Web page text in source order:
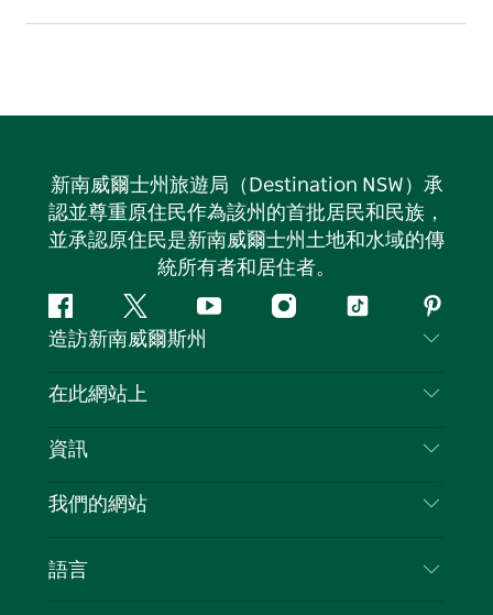
新南威爾士州旅遊局（Destination NSW）承
認並尊重原住民作為該州的首批居民和民族，
並承認原住民是新南威爾士州土地和水域的傳
統所有者和居住者。
Facebook嘰
嘰
喳
Youtube Instagram
抖
造訪新南威爾斯州
聯絡我們
隱私
Cookie 通知
在此網站上
目的地
新南威爾斯州公路旅行
活動
資訊
旅行資訊
新南威爾斯的商業
我們的網站
語言